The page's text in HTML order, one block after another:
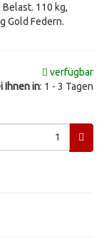
110 kg,
Gold Federn.
verfügbar
Ihnen in: 1 - 3 Tagen